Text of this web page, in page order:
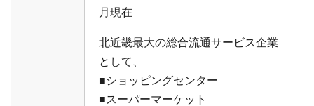
月現在
北近畿最大の総合流通サービス企業
として、
■ショッピングセンター
■スーパーマーケット